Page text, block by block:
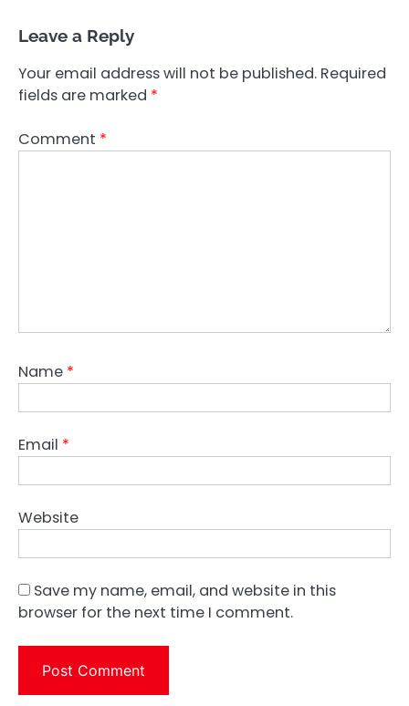
Leave a Reply
Your email address will not be published. Required
fields are marked *
Comment *
Name *
Email *
Website
Save my name, email, and website in this
browser for the next time I comment.